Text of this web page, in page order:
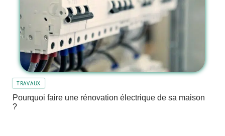
TRAVAUX
Pourquoi faire une rénovation électrique de sa maison
?